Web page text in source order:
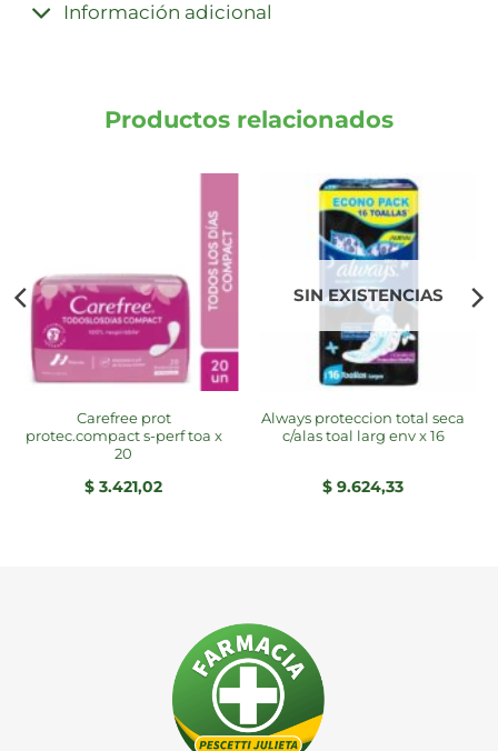
Información adicional
Productos relacionados
carefree prot
protec.compact s-perf toa x
20
$ 3.421,02
SIN EXISTENCIAS
always proteccion total seca
c/alas toal larg env x 16
$ 9.624,33